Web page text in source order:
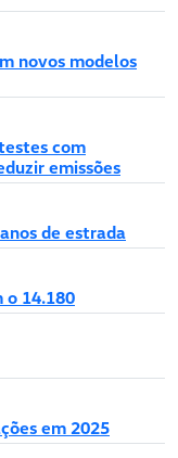
novos modelos
com
emissões
de estrada
o 14.180
em 2025